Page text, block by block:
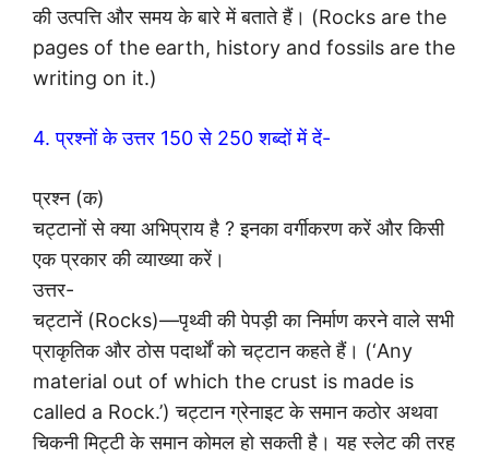
की उत्पत्ति और समय के बारे में बताते हैं। (Rocks are the
pages of the earth, history and fossils are the
writing on it.)
4. प्रश्नों के उत्तर 150 से 250 शब्दों में दें-
प्रश्न (क)
चट्टानों से क्या अभिप्राय है ? इनका वर्गीकरण करें और किसी
एक प्रकार की व्याख्या करें।
उत्तर-
चट्टानें (Rocks)—पृथ्वी की पेपड़ी का निर्माण करने वाले सभी
प्राकृतिक और ठोस पदार्थों को चट्टान कहते हैं। (‘Any
material out of which the crust is made is
called a Rock.’) चट्टान ग्रेनाइट के समान कठोर अथवा
चिकनी मिट्टी के समान कोमल हो सकती है। यह स्लेट की तरह